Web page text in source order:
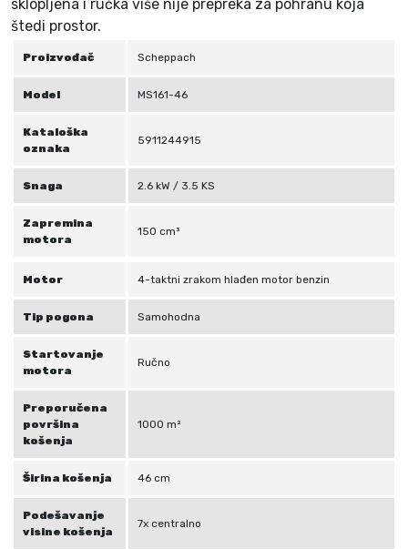
sklopljena i ručka više nije prepreka za pohranu koja
štedi prostor.
Proizvođač Scheppach
Model MS161-46
Kataloška
oznaka
5911244915
Snaga 2.6 kW / 3.5 KS
Zapremina
motora
150 cm³
Motor 4-taktni zrakom hlađen motor benzin
Tip pogona Samohodna
Startovanje
motora
Ručno
Preporučena
površina
košenja
1000 m²
Širina košenja 46 cm
Podešavanje
visine košenja
7x centralno